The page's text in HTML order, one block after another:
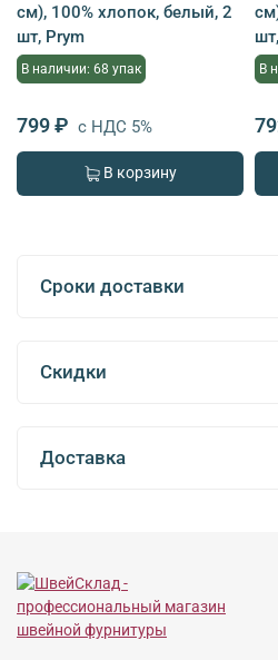
см), 100% хлопок, белый, 2
шт, Prym
В наличии: 68 упак
799 ₽ с НДС 5%
В корзину
В
Сроки доставки
Скидки
Доставка